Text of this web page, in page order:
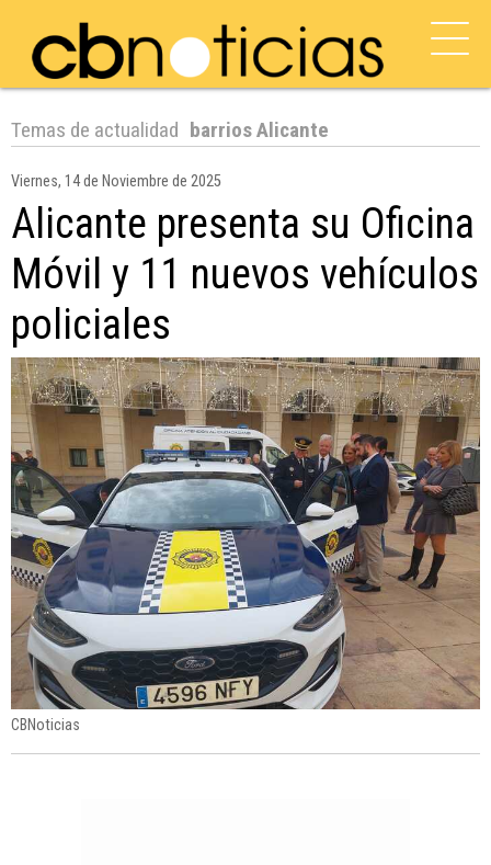
Temas de actualidad barrios Alicante
Viernes, 14 de Noviembre de 2025
Alicante presenta su Oficina
Móvil y 11 nuevos vehículos
policiales
CBNoticias